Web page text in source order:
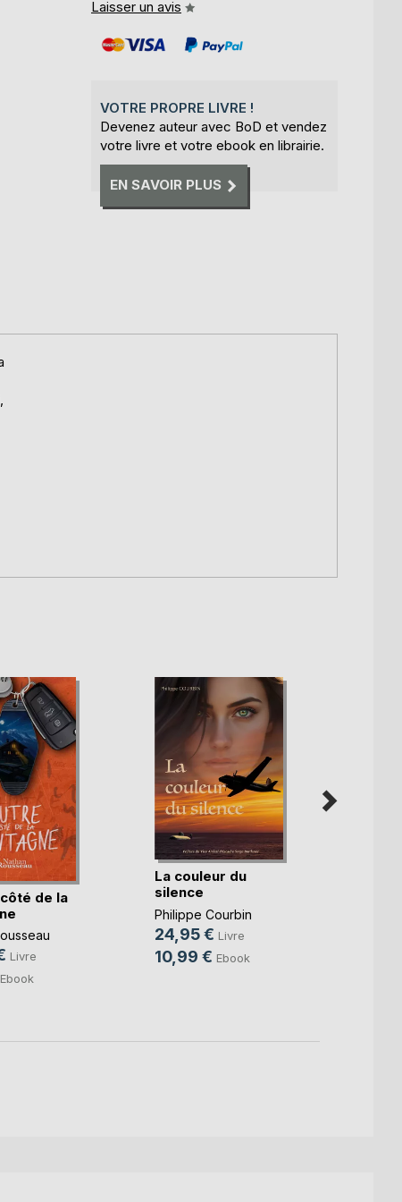
Laisser un avis
VOTRE PROPRE LIVRE !
Devenez auteur avec BoD et vendez
votre livre et votre ebook en librairie.
EN SAVOIR PLUS
de la
Livre
Ebook
La couleur du
silence
Philippe Courbin
24,95 € Livre
10,99 € Ebook